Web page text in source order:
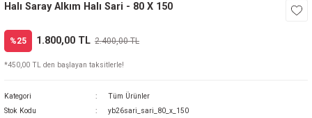
Halı Saray Alkım Halı Sari - 80 X 150
%25 1.800,00 TL 2.400,00 TL
*450,00 TL den başlayan taksitlerle!
Kategori
Tüm Ürünler
Stok Kodu
yb26sari_sari_80_x_150